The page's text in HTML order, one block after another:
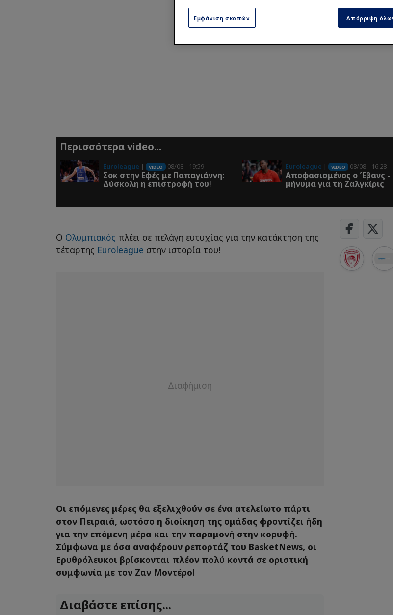
Περισσότερα video...
Euroleague | VIDEO 08/08 - 19:59
Σοκ στην Εφές με Παπαγιάννη:
Δύσκολη η επιστροφή του!
Euroleague | VIDEO 08/08 - 16:28
Αποφασισμένος ο Έβανς -
μήνυμα για τη Ζαλγκίρις
Ο Ολυμπιακός πλέει σε πελάγη ευτυχίας για την κατάκτηση της
τέταρτης Euroleague στην ιστορία του!
Οι επόμενες μέρες θα εξελιχθούν σε ένα ατελείωτο πάρτι
στον Πειραιά, ωστόσο η διοίκηση της ομάδας φροντίζει ήδη
για την επόμενη μέρα και την παραμονή στην κορυφή.
Σύμφωνα με όσα αναφέρουν ρεπορτάζ του BasketNews, οι
Ερυθρόλευκοι βρίσκονται πλέον πολύ κοντά σε οριστική
συμφωνία με τον Ζαν Μοντέρο!
Διαβάστε επίσης...
Εμφάνιση σκοπών Απόρριψη